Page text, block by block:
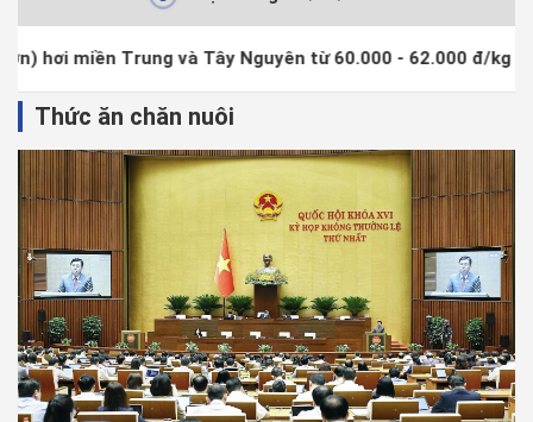
từ 60.000 - 62.000 đ/kg Giá heo (lợn) hơi
Thức ăn chăn nuôi